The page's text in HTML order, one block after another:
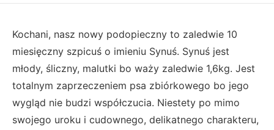
Kochani, nasz nowy podopieczny to zaledwie 10
miesięczny szpicuś o imieniu Synuś. Synuś jest
młody, śliczny, malutki bo waży zaledwie 1,6kg. Jest
totalnym zaprzeczeniem psa zbiórkowego bo jego
wygląd nie budzi współczucia. Niestety po mimo
swojego uroku i cudownego, delikatnego charakteru,